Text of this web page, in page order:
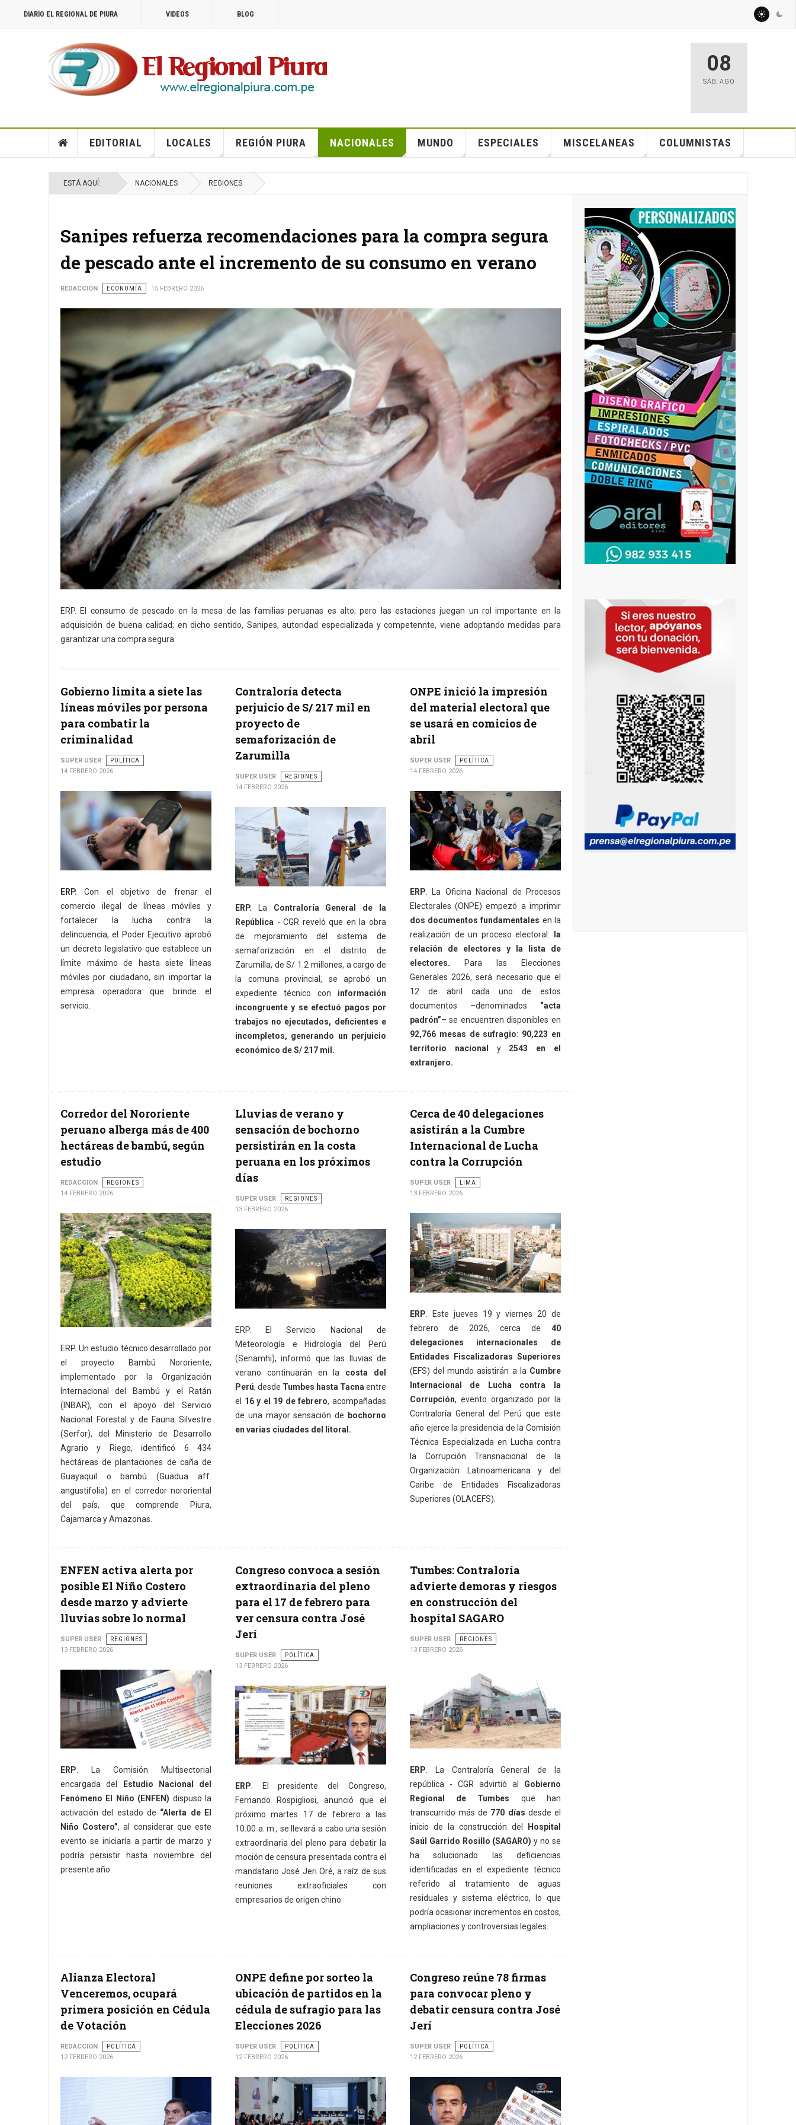
DIARIO EL REGIONAL DE PIURA VIDEOS BLOG
08
SÁB, AGO
EDITORIAL LOCALES REGIÓN PIURA NACIONALES MUNDO ESPECIALES MISCELANEAS COLUMNISTAS
ESTÁ AQUÍ: NACIONALES REGIONES
Sanipes refuerza recomendaciones para la compra segura
de pescado ante el incremento de su consumo en verano
REDACCIÓN ECONOMÍA 15 FEBRERO 2026
ERP. El consumo de pescado en la mesa de las familias peruanas es alto; pero las estaciones juegan un rol importante en la
adquisición de buena calidad; en dicho sentido, Sanipes, autoridad especializada y competennte, viene adoptando medidas para
garantizar una compra segura.
Gobierno limita a siete las
líneas móviles por persona
para combatir la
criminalidad
SUPER USER
POLÍTICA
14 FEBRERO 2026
ERP. Con el objetivo de frenar el
comercio ilegal de líneas móviles y
fortalecer la lucha contra la
delincuencia, el Poder Ejecutivo aprobó
un decreto legislativo que establece un
límite máximo de hasta siete líneas
móviles por ciudadano, sin importar la
empresa operadora que brinde el
servicio.
Contraloría detecta
perjuicio de S/ 217 mil en
proyecto de
semaforización de
Zarumilla
SUPER USER
REGIONES
14 FEBRERO 2026
ERP. La Contraloría General de la
República- CGR reveló que en la obra
de mejoramiento del sistema de
semaforización en el distrito de
Zarumilla, de S/ 1.2 millones, a cargo de
la comuna provincial, se aprobó un
expediente técnico con información
incongruente y se efectuó pagos por
trabajos no ejecutados, deficientes e
incompletos, generando un perjuicio
económico de S/ 217 mil.
ONPE inició la impresión
del material electoral que
se usará en comicios de
abril
SUPER USER
POLÍTICA
14 FEBRERO 2026
ERP. La Oficina Nacional de Procesos
Electorales (ONPE) empezó a imprimir
dos documentos fundamentales en la
realización de un proceso electoral:
la
relación de electores y la lista de
electores. Para las Elecciones
Generales 2026, será necesario que el
12 de abril cada uno de estos
documentos –denominados “acta
padrón”– se encuentren disponibles en
92,766 mesas de sufragio: 90,223 en
territorio nacional
y 2543 en el
extranjero.
Corredor del Nororiente
peruano alberga más de 400
hectáreas de bambú, según
estudio
REDACCIÓN
REGIONES
14 FEBRERO 2026
ERP. Un estudio técnico desarrollado por
el proyecto Bambú Nororiente,
implementado por la Organización
Internacional del Bambú y el Ratán
(INBAR), con el apoyo del Servicio
Nacional Forestal y de Fauna Silvestre
(Serfor), del Ministerio de Desarrollo
Agrario y Riego, identificó 6 434
hectáreas de plantaciones de caña de
Guayaquil o bambú (Guadua aff.
angustifolia) en el corredor nororiental
del país, que comprende Piura,
Cajamarca y Amazonas.
Lluvias de verano y
sensación de bochorno
persistirán en la costa
peruana en los próximos
días
SUPER USER
REGIONES
13 FEBRERO 2026
ERP. El Servicio Nacional de
Meteorología e Hidrología del Perú
(Senamhi), informó que las lluvias de
verano continuarán en la costa del
Perú, desde Tumbes hasta Tacna entre
el 16 y el 19 de febrero, acompañadas
de una mayor sensación de bochorno
en varias ciudades del litoral.
Cerca de 40 delegaciones
asistirán a la Cumbre
Internacional de Lucha
contra la Corrupción
SUPER USER
LIMA
13 FEBRERO 2026
ERP . Este jueves 19 y viernes 20 de
febrero de 2026, cerca de 40
delegaciones internacionales de
Entidades Fiscalizadoras Superiores
(EFS) del mundo asistirán a la Cumbre
Internacional de Lucha contra la
Corrupción, evento organizado por la
Contraloría General del Perú que este
año ejerce la presidencia de la Comisión
Técnica Especializada en Lucha contra
la Corrupción Transnacional de la
Organización Latinoamericana y del
Caribe de Entidades Fiscalizadoras
Superiores (OLACEFS).
ENFEN activa alerta por
posible El Niño Costero
desde marzo y advierte
lluvias sobre lo normal
SUPER USER
REGIONES
13 FEBRERO 2026
ERP. La Comisión Multisectorial
encargada del
Estudio Nacional del
Fenómeno El Niño (ENFEN) dispuso la
activación del estado de “Alerta de El
Niño Costero”, al considerar que este
evento se iniciaría a partir de marzo y
podría persistir hasta noviembre del
presente año.
Congreso convoca a sesión
extraordinaria del pleno
para el 17 de febrero para
ver censura contra José
Jerí
SUPER USER
POLÍTICA
13 FEBRERO 2026
ERP. El presidente del Congreso,
Fernando Rospigliosi, anunció que el
próximo martes 17 de febrero a las
10:00 a. m., se llevará a cabo una sesión
extraordinaria del pleno para debatir la
moción de censura presentada contra el
mandatario José Jeri Oré, a raíz de sus
reuniones extraoficiales con
empresarios de origen chino.
Tumbes: Contraloría
advierte demoras y riesgos
en construcción del
hospital SAGARO
SUPER USER
REGIONES
13 FEBRERO 2026
ERP. La Contraloría General de la
república - CGR advirtió al Gobierno
Regional de Tumbes que han
transcurrido más de 770 días desde el
inicio de la construcción del
Hospital
Saúl Garrido Rosillo (SAGARO) y no se
ha solucionado las deficiencias
identificadas en el expediente técnico
referido al tratamiento de aguas
residuales y sistema eléctrico, lo que
podría ocasionar incrementos en costos,
ampliaciones y controversias legales.
Alianza Electoral
Venceremos, ocupará
primera posición en Cédula
de Votación
REDACCIÓN
POLÍTICA
12 FEBRERO 2026
ONPE define por sorteo la
ubicación de partidos en la
cédula de sufragio para las
Elecciones 2026
SUPER USER
POLÍTICA
12 FEBRERO 2026
Congreso reúne 78 firmas
para convocar pleno y
debatir censura contra José
Jerí
SUPER USER
POLÍTICA
12 FEBRERO 2026